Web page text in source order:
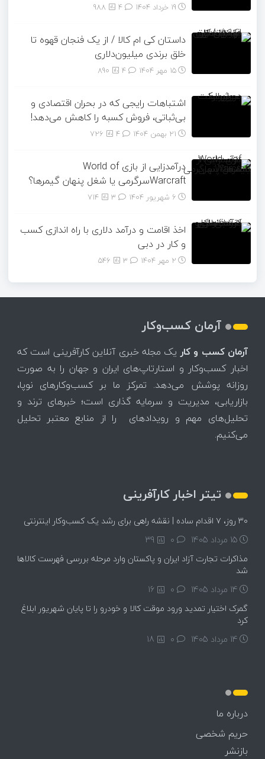
19 خرداد 1404 988
داستان کی ام کالا / از یک فنجان قهوه تا
خلق برندی میلیون‌دلاری
15 مهر 1404 890
اشتباهات رایجی که در بحران اقتصادی و
بی‌ثباتی، فروش کسبه را کاهش می‌دهد!
21 بهمن 1404 726
درآمدزایی از بازی World of
Warcraftسرگرمی یا شغل پنهان گیمرها؟
6 شهریور 1404 714
اخذ اقامت و درآمد دلاری با راه اندازی کسب
و کار در دبی
2 مهر 1404 546
آرمان کسب‌وکار
آرمان کسب و کاریک مجله خبری آنلاین کارآفرینی است که
اخبار کسب‌وکار و استارتاپ‌های ایران و جهان را به صورت
روزانه پوشش می‌دهد. تمرکز ما بر کسب‌وکارهای نوپا،
بازاریابی، مدیریت و سرمایه گذاری است؛ خبرهای ترند و
تحلیل‌های مهم و رویدادهای را از منابع معتبر تحلیل
می‌کنیم.
تیتر اخبار کارآفرینی
۳۰ روز، ۷ اقدام ساده | نقشه راهی برای رشد یک کسب‌وکار اینترنتی
15 مرداد 1405
39
مذاکرات تجارت آزاد ایران و پاکستان وارد مرحله بررسی فهرست کالاها
شد
14 مرداد 1405
16
گمرک اختیار تمدید ورود موقت کالا و خودرو را تا پایان شهریور ابلاغ
کرد
14 مرداد 1405
18
درباره ما
حریم شخصی
بازنشر